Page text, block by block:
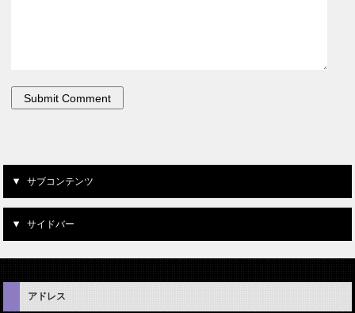
サブコンテンツ
サイドバー
アドレス